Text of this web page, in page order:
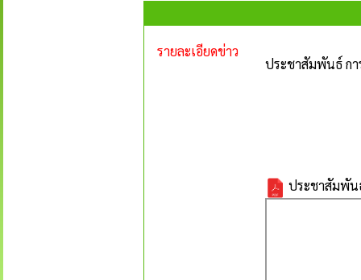
รายละเอียดข่าว
ประชาสัมพันธ์ กา
ประชาสัมพัน